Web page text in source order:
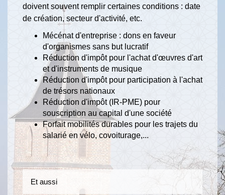
doivent souvent remplir certaines conditions : date
de création, secteur d'activité, etc.
Mécénat d'entreprise : dons en faveur
d'organismes sans but lucratif
Réduction d'impôt pour l'achat d'œuvres d'art
et d'instruments de musique
Réduction d'impôt pour participation à l'achat
de trésors nationaux
Réduction d'impôt (IR-PME) pour
souscription au capital d'une société
Forfait mobilités durables pour les trajets du
salarié en vélo, covoiturage,...
Et aussi